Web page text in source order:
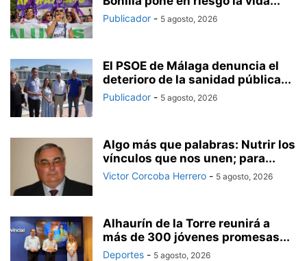
Publicador - 5 agosto, 2026
El PSOE de Málaga denuncia el
deterioro de la sanidad pública...
Publicador - 5 agosto, 2026
Algo más que palabras: Nutrir los
vínculos que nos unen; para...
Victor Corcoba Herrero - 5 agosto, 2026
Alhaurín de la Torre reunirá a
más de 300 jóvenes promesas...
Deportes - 5 agosto, 2026